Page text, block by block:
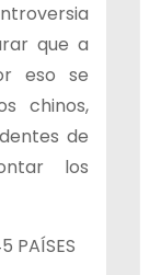
que a
eso se
chinos,
de
los
PAÍSES